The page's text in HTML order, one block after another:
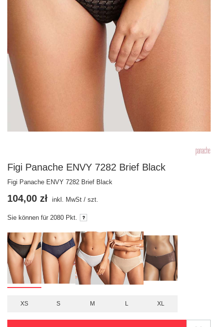
Figi Panache ENVY 7282 Brief Black
Figi Panache ENVY 7282 Brief Black
XS S M L XL
104,00 zł inkl. MwSt / szt.
Sie können für 2080 Pkt.